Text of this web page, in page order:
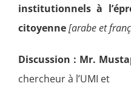
institutionnels à
citoyenne[arabe et
Discussion : Mr.
chercheur à l’UMI et